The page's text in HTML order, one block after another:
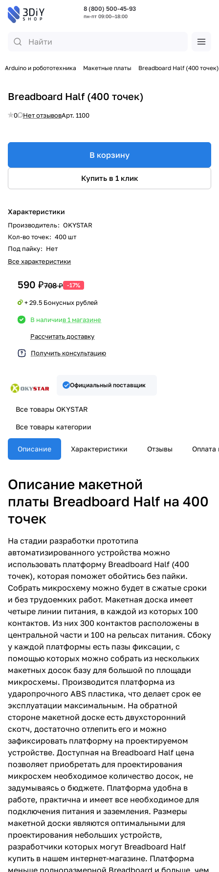
8 (800) 500-45-93
пн-пт 09:00—18:00
Arduino и робототехника Макетные платы Breadboard Half (400 точек)
Breadboard Half (400 точек)
0 Нет отзывовАрт. 1100
В корзину
Купить в 1 клик
Характеристики
Производитель: OKYSTAR
Кол-во точек: 400 шт
Под пайку: Нет
Все характеристики
590 ₽708 ₽ -17%
+ 29.5 Бонусных рублей
В наличиив 1 магазине
Рассчитать доставку
Получить консультацию
Официальный поставщик
Все товары OKYSTAR
Все товары категории
Описание Характеристики Отзывы Оплата
Описание макетной
платы Breadboard Half на 400
точек
На стадии разработки прототипа
автоматизированного устройства можно
использовать платформу Breadboard Half (400
точек), которая поможет обойтись без пайки.
Собрать микросхему можно будет в сжатые сроки
и без трудоемких работ. Макетная доска имеет
четыре линии питания, в каждой из которых 100
контактов. Из них 300 контактов расположены в
центральной части и 100 на рельсах питания. Сбоку
у каждой платформы есть пазы фиксации, с
помощью которых можно собрать из нескольких
макетных досок базу для большой по площади
микросхемы. Производится платформа из
ударопрочного ABS пластика, что делает срок ее
эксплуатации максимальным. На обратной
стороне макетной доске есть двухсторонний
скотч, достаточно отлепить его и можно
зафиксировать платформу на проектируемом
устройстве. Доступная на Breadboard Half цена
позволяет приобретать для проектирования
микросхем необходимое количество досок, не
задумываясь о бюджете. Платформа удобна в
работе, практична и имеет все необходимое для
подключения питания и заземления. Размеры
макетной доски являются оптимальными для
проектирования небольших устройств,
разработчики которых могут Breadboard Half
купить в нашем интернет-магазине. Платформа
меньше полноразмерной Breadboard и больше, чем